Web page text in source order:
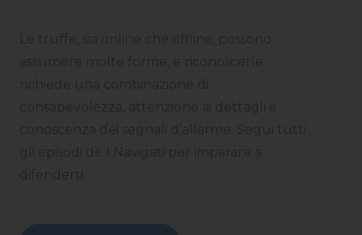
Le truffe, sia online che offline, possono
assumere molte forme, e riconoscerle
richiede una combinazione di
consapevolezza, attenzione ai dettagli e
conoscenza dei segnali d’allarme. Segui tutti
gli episodi de I Navigati per imparare a
difenderti.